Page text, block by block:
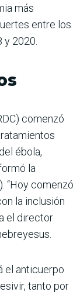
más
entre los
2020.
comenzó
ébola,
la
“Hoy comenzó
la inclusión
el director
el anticuerpo
tanto por